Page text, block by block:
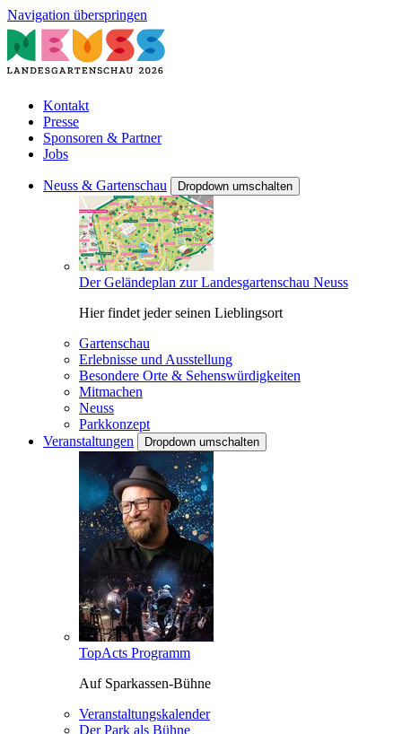
Navigation überspringen
Kontakt
Presse
Sponsoren & Partner
Jobs
Neuss & Gartenschau Dropdown umschalten
Der Geländeplan zur Landesgartenschau Neuss
Hier findet jeder seinen Lieblingsort
Gartenschau
Erlebnisse und Ausstellung
Besondere Orte & Sehenswürdigkeiten
Mitmachen
Neuss
Parkkonzept
Veranstaltungen
Dropdown umschalten
TopActs Programm
Auf Sparkassen-Bühne
Veranstaltungskalender
Der Park als Bühne